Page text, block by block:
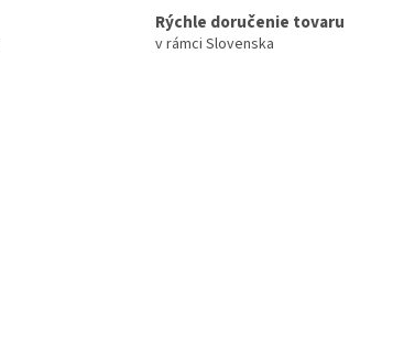
Rýchle doručenie tovaru
v rámci Slovenska